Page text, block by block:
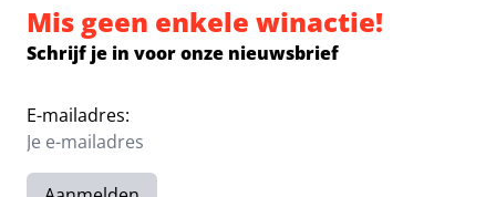
Mis geen enkele winactie!
Schrijf je in voor onze nieuwsbrief
E-mailadres: